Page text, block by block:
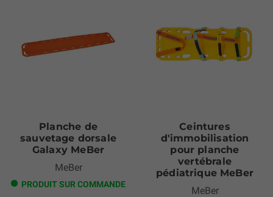
Planche de
sauvetage dorsale
Galaxy MeBer
MeBer
PRODUIT SUR COMMANDE
Ceintures
d'immobilisation
pour planche
vertébrale
pédiatrique MeBer
MeBer